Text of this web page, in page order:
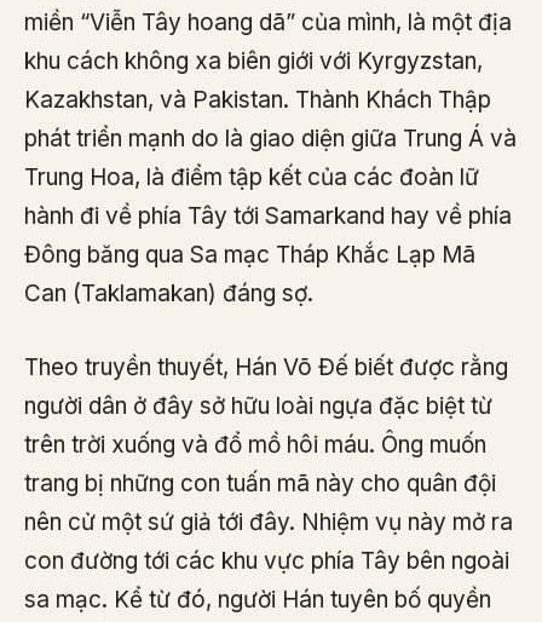
miền “Viễn Tây hoang dã” của mình, là một địa
khu cách không xa biên giới với Kyrgyzstan,
Kazakhstan, và Pakistan. Thành Khách Thập
phát triển mạnh do là giao diện giữa Trung Á và
Trung Hoa, là điểm tập kết của các đoàn lữ
hành đi về phía Tây tới Samarkand hay về phía
Đông băng qua Sa mạc Tháp Khắc Lạp Mã
Can (Taklamakan) đáng sợ.
Theo truyền thuyết, Hán Võ Đế biết được rằng
người dân ở đây sở hữu loài ngựa đặc biệt từ
trên trời xuống và đổ mồ hôi máu. Ông muốn
trang bị những con tuấn mã này cho quân đội
nên cử một sứ giả tới đây. Nhiệm vụ này mở ra
con đường tới các khu vực phía Tây bên ngoài
sa mạc. Kể từ đó, người Hán tuyên bố quyền